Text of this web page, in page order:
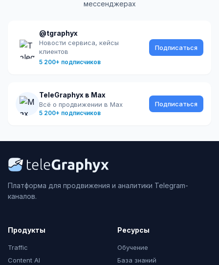
мессенджерах
@tgraphyx
Новости сервиса, кейсы
клиентов
5 200+ подписчиков
Подписаться
TeleGraphyx в Max
Всё о продвижении в Max
5 200+ подписчиков
Подписаться
Платформа для продвижения и аналитики Telegram-
каналов.
Продукты
Traffic
Content AI
Ресурсы
Обучение
База знаний